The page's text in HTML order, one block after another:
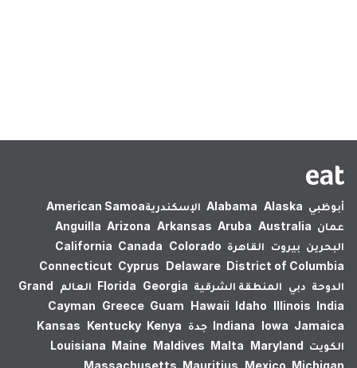
أبوظبي Alabama Alaska الإسكندرية‎American Samoa
عمان
Anguilla Arizona Arkansas Aruba Australia
البحرين بيروت القاهرة California Canada Colorado
Connecticut Cyprus Delaware District of Columbia
الدوحة دبي المنطقة الشرقية Florida Georgia العالم
Grand
Cayman Greece Guam Hawaii Idaho Illinois India
Indiana Iowa Jamaica جدة Kansas Kentucky Kenya
الكويت
Louisiana Maine Maldives Malta Maryland